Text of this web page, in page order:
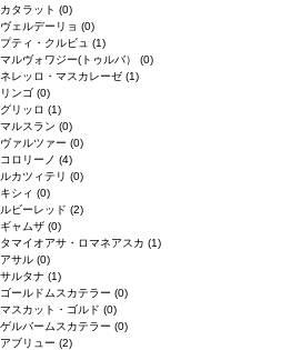
カタラット (0)
ヴェルデーリョ (0)
プティ・クルビュ (1)
マルヴォワジー(トゥルバ） (0)
ネレッロ・マスカレーゼ (1)
リンゴ (0)
グリッロ (1)
マルスラン (0)
ヴァルツァー (0)
コロリーノ (4)
ルカツィテリ (0)
キシィ (0)
ルビーレッド (2)
ギャムザ (0)
タマイオアサ・ロマネアスカ (1)
アサル (0)
サルタナ (1)
ゴールドムスカテラー (0)
マスカット・ゴルド (0)
ゲルバームスカテラー (0)
アブリュー (2)